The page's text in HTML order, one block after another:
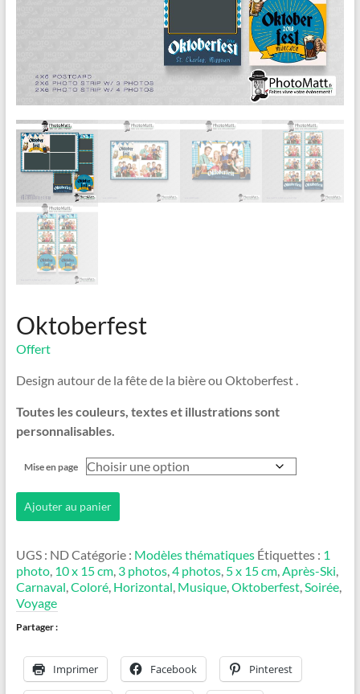
Oktoberfest
Offert
Design autour de la fête de la bière ou Oktoberfest .
Toutes les couleurs, textes et illustrations sont
personnalisables.
Mise en page
de
Ajouter au panier
UGS : NDCatégorie : Modèles thématiques Étiquettes : 1
photo, 10 x 15 cm, 3 photos, 4 photos, 5 x 15 cm, Après-Ski
Carnaval Coloré, Horizontal Musique, Oktoberfest, Soirée,
Voyage
Partager :
Imprimer Facebook Pinterest